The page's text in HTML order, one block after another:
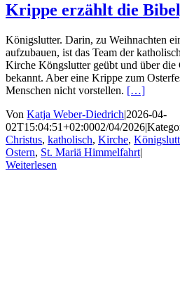
Krippe erzählt die
Königslutter. Darin, zu Weihnachten
aufzubauen, ist das Team der
Kirche Köngslutter geübt und über die
bekannt. Aber eine Krippe zum
Menschen nicht vorstellen. […]
Von Katja Weber-Diedrich|2026-04-
02T15:04:51+02:0002/04/2026|
Christus, katholisch, Kirche,
Ostern, St. Mariä Himmelfahrt|
Weiterlesen